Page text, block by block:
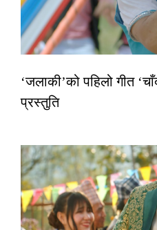
‘जलाकी’को पहिलो गीत
प्रस्तुति